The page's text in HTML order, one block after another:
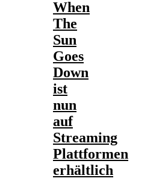
When
The
Sun
Goes
Down
ist
nun
auf
Streaming
Plattformen
erhältlich